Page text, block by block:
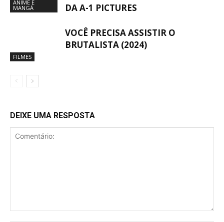
ANIME E
MANGÁ
DA A-1 PICTURES
FILMES
VOCÊ PRECISA ASSISTIR O
BRUTALISTA (2024)
DEIXE UMA RESPOSTA